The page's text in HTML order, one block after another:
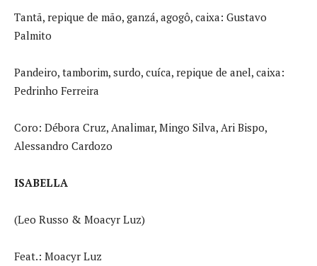
Tantã, repique de mão, ganzá, agogô, caixa: Gustavo
Palmito
Pandeiro, tamborim, surdo, cuíca, repique de anel, caixa:
Pedrinho Ferreira
Coro: Débora Cruz, Analimar, Mingo Silva, Ari Bispo,
Alessandro Cardozo
ISABELLA
(Leo Russo & Moacyr Luz)
Feat.: Moacyr Luz